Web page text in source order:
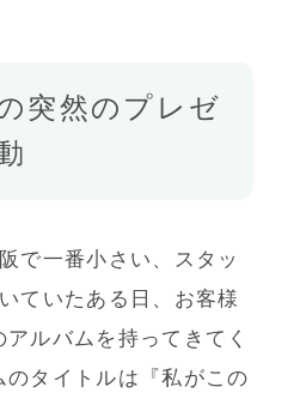
スクール kiwami
突然のプレゼ
で一番小さい、スタッ
ていたある日、お客様
ルバムを持ってきてく
タイトルは『私がこの